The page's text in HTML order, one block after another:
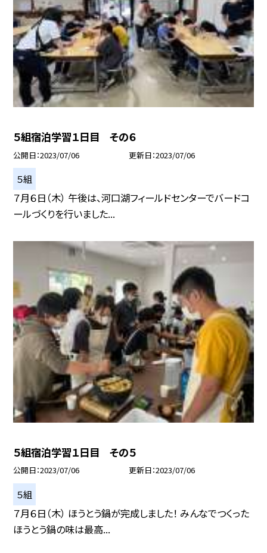
５組宿泊学習１日目 その６
公開日 2023/07/06 更新日 2023/07/06
５組
７月６日（木） 午後は、河口湖フィールドセンターでバードコ
ールづくりを行いました...
５組宿泊学習１日目 その５
公開日 2023/07/06 更新日 2023/07/06
５組
７月６日（木） ほうとう鍋が完成しました！ みんなでつくった
ほうとう鍋の味は最高...